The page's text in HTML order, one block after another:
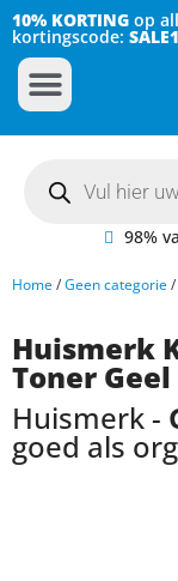
10% KORTING op
kortingscode:
98%
Home/Geen categorie/
Huismerk
Toner Geel
Huismerk -
goed als